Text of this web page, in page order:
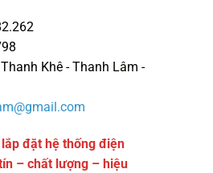
Khê - Thanh Lâm -
đặt hệ thống điện
– chất lượng – hiệu